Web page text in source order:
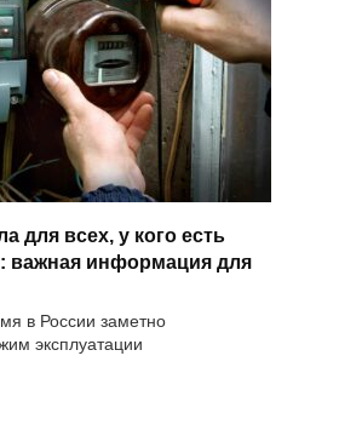
для всех, у кого есть
важная информация для
в России заметно
эксплуатации